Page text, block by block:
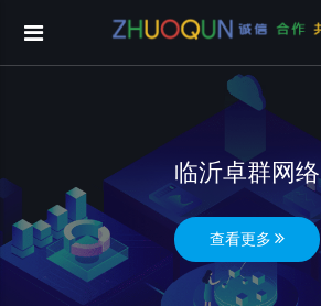
临沂卓群网络
查看更多